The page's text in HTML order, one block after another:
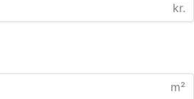
kr.
m²